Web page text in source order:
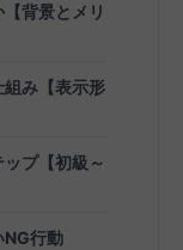
背景とメリ
組み【表示形
プ【初級～
NG行動